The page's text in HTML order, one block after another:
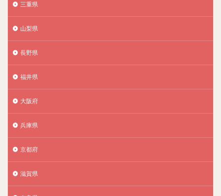
三重県
山梨県
長野県
福井県
大阪府
兵庫県
京都府
滋賀県